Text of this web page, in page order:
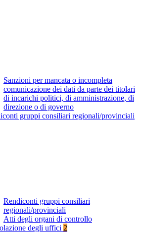
Sanzioni per mancata o incompleta
comunicazione dei dati da parte dei titolari
di incarichi politici, di amministrazione, di
direzione o di governo
gruppi consiliari regionali/provinciali
Rendiconti gruppi consiliari
regionali/provinciali
Atti degli organi di controllo
degli uffici 2